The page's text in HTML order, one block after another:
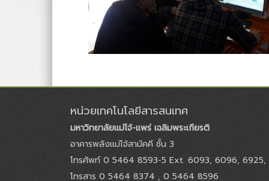
หน่วยเทคโนโลยีสารสนเทศ
มหาวิทยาลัยแม่โจ้-แพร่ เฉลิมพระเกียรติ
อาคารพลังแม่โจ้สามัคคี ชั้น 3
โทรศัพท์ 0 5464 8593-5 Ext. 6093, 6096,
โทรสาร 0 5464 8374 , 0 5464 8596